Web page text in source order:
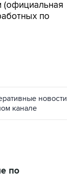
(официальная
по
новости
канале
по